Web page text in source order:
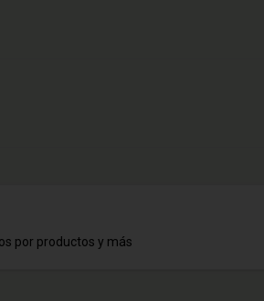
por productos y más